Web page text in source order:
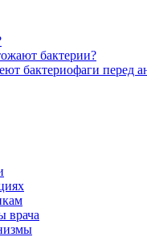
бактерии?
бактериофаги перед
врача